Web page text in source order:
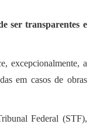
ser transparentes e
excepcionalmente, a
em casos de obras
Federal (STF),